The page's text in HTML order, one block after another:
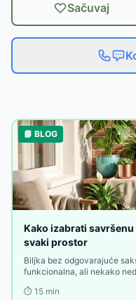
Sačuvaj
📘 BLOG
Kako izabrati
svaki prostor
Biljka bez odgovarajuće
funkcionalna, ali nekako
koja im dođe pod ruku.
⏱️ 15 min